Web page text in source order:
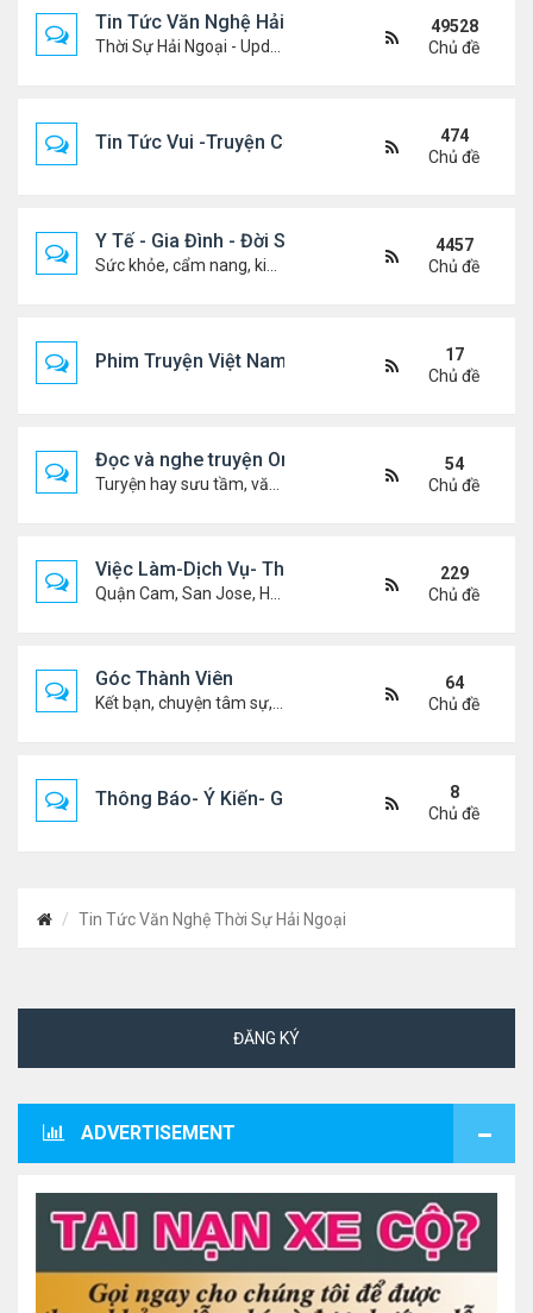
Tin Tức Văn Nghệ Hải Ngoại
49528
Chủ đề
Tin Tức Vui -Truyện Cười- Video Hài
474
Chủ đề
Y Tế - Gia Đình - Đời Sống
4457
Chủ đề
Phim Truyện Việt Nam Online
17
Chủ đề
Đọc và nghe truyện Online
54
Chủ đề
Việc Làm-Dịch Vụ- Thuê Nhà
229
Chủ đề
Góc Thành Viên
64
Chủ đề
Thông Báo- Ý Kiến- Góp Ý- Liên Lạc
8
Chủ đề
Tin Tức Văn Nghệ Thời Sự Hải Ngoại
ĐĂNG KÝ
ADVERTISEMENT